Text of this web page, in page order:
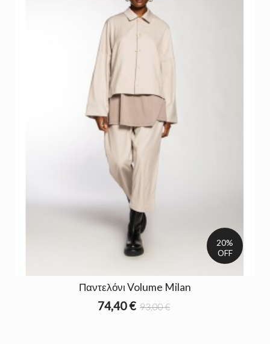
20%
OFF
Παντελόνι Volume Milan
74,40 € 93,00 €